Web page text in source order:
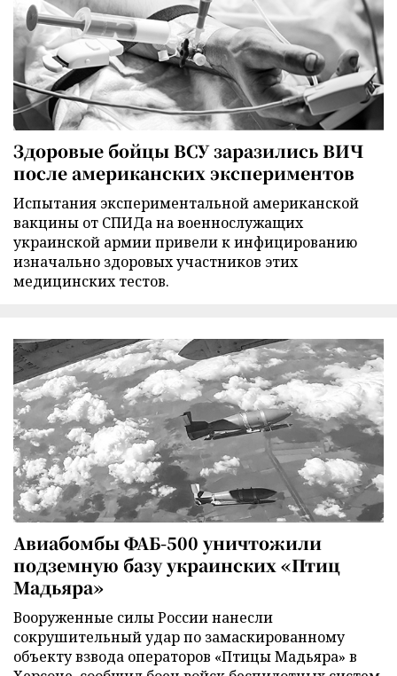
Здоровые бойцы ВСУ заразились ВИЧ
после американских экспериментов
Испытания экспериментальной американской
вакцины от СПИДа на военнослужащих
украинской армии привели к инфицированию
изначально здоровых участников этих
медицинских тестов.
Авиабомбы ФАБ-500 уничтожили
подземную базу украинских «Птиц
Мадьяра»
Вооруженные силы России нанесли
сокрушительный удар по замаскированному
объекту взвода операторов «Птицы Мадьяра» в